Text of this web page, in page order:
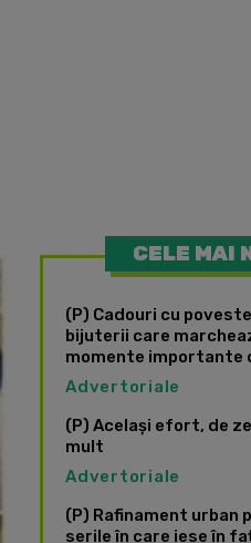
CELE MAI
(P) Cadouri cu
bijuterii care
momente importante
Advertoriale
(P) Același efort, de
mult
Advertoriale
(P) Rafinament urban
serile în care iese în